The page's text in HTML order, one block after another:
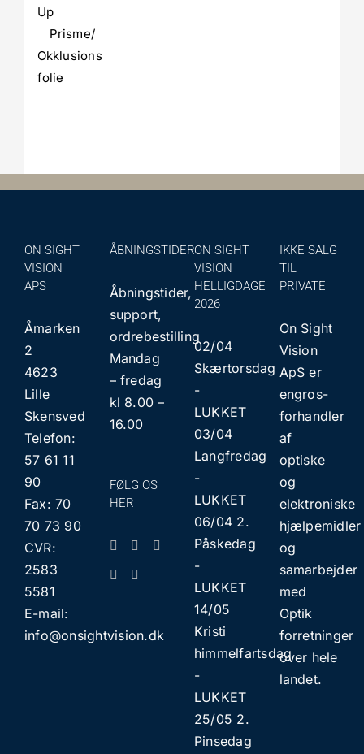
Up
Prisme/
Okklusions
folie
ON SIGHT
VISION
APS
Åmarken
2
4623
Lille
Skensved
Telefon:
57 61 11
90
Fax: 70
70 73 90
CVR:
2583
5581
E-mail:
info@onsightvision.dk
ÅBNINGSTIDER
Åbningstider,
support,
ordrebestilling
Mandag
– fredag
kl 8.00 –
16.00
FØLG OS
HER
ON SIGHT
VISION
HELLIGDAGE
2026
02/04
Skærtorsdag
​​-
LUKKET
03/04
Langfredag
​​-
LUKKET
06/04 2.
Påskedag
​​-
LUKKET
14/05
Kristi
himmelfartsdag
​​-
LUKKET
25/05 2.
Pinsedag
IKKE SALG
TIL
PRIVATE
On Sight
Vision
ApS er
engros-
forhandler
af
optiske
og
elektroniske
hjælpemidler
og
samarbejder
med
Optik
forretninger
over hele
landet.